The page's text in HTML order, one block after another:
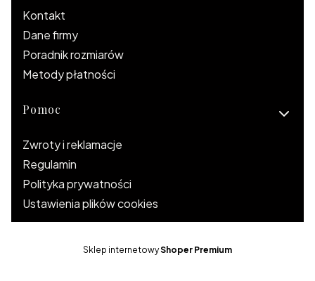
Kontakt
Dane firmy
Poradnik rozmiarów
Metody płatności
Pomoc
Zwroty i reklamacje
Regulamin
Polityka prywatności
Ustawienia plików cookies
Sklep internetowyShoper Premium